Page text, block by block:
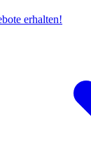
erhalten!